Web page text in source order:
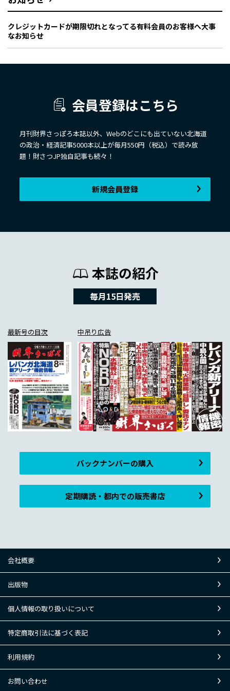
クレジットカードが期限切れとなってる有料会員のお客様へ大事
なお知らせ
会員登録はこちら
月刊財界さっぽろ本誌以外、Webのどこにも出ていない北海道
の政治・経済記事5000本以上が毎月550円（税込）で読み放
題！財さつJP独自記事も続々！
新規会員登録
本誌の紹介
毎月15日発売
最新号の目次 中吊り広告
バックナンバーの購入
定期購読・都内での販売書店
会社概要
出版物
個人情報の取り扱いについて
特定商取引法に基づく表記
利用規約
お問い合わせ